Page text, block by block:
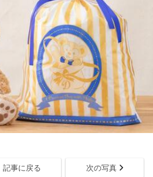
記事に戻る 次の写真